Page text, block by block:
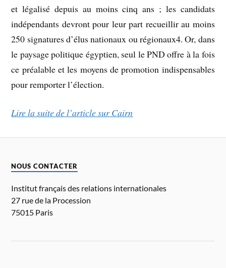
et légalisé depuis au moins cinq ans ; les candidats
indépendants devront pour leur part recueillir au moins
250 signatures d’élus nationaux ou régionaux4. Or, dans
le paysage politique égyptien, seul le PND offre à la fois
ce préalable et les moyens de promotion indispensables
pour remporter l’élection.
Lire la suite de l’article sur Cairn
NOUS CONTACTER
Institut français des relations internationales
27 rue de la Procession
75015 Paris